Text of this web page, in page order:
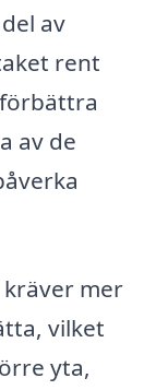
av
rent
av de
mer
vilket
yta,